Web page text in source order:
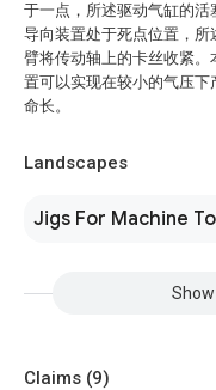
于一点，所述驱动气缸的
导向装置处于死点位置，
臂将传动轴上的卡丝收紧
置可以实现在较小的气压
命长。
Landscapes
Jigs For Machine
Claims (9)